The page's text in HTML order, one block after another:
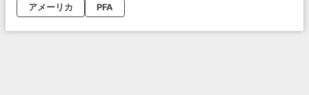
アメーリカ
PFA